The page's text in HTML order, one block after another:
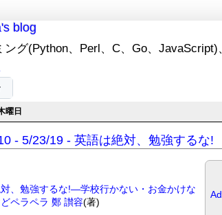
blog
ング(Python、Perl、C、Go、
曜日
- 5/23/19 - 英語は絶対、勉強するな!
、勉強するな!―学校行かない・お金かけな
ペラペラ 鄭 讃容(著)